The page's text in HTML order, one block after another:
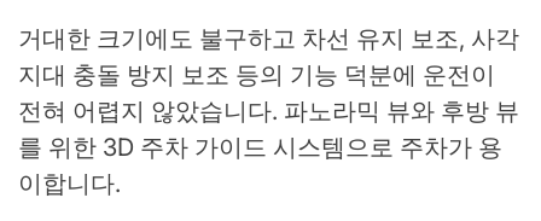
거대한 크기에도 불구하고 차선 유지 보조, 사각
지대 충돌 방지 보조 등의 기능 덕분에 운전이
전혀 어렵지 않았습니다. 파노라믹 뷰와 후방 뷰
를 위한 3D 주차 가이드 시스템으로 주차가 용
이합니다.